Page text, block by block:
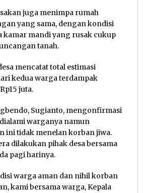
juga menimpa rumah
yang sama, dengan kondisi
kamar mandi yang rusak cukup
tanah.
mencatat total estimasi
kedua warga terdampak
juta.
Sugianto, mengonfirmasi
warganya namun
ini tidak menelan korban jiwa.
dilakukan pihak desa bersama
pagi harinya.
warga aman dan nihil korban
kami bersama warga, Kepala